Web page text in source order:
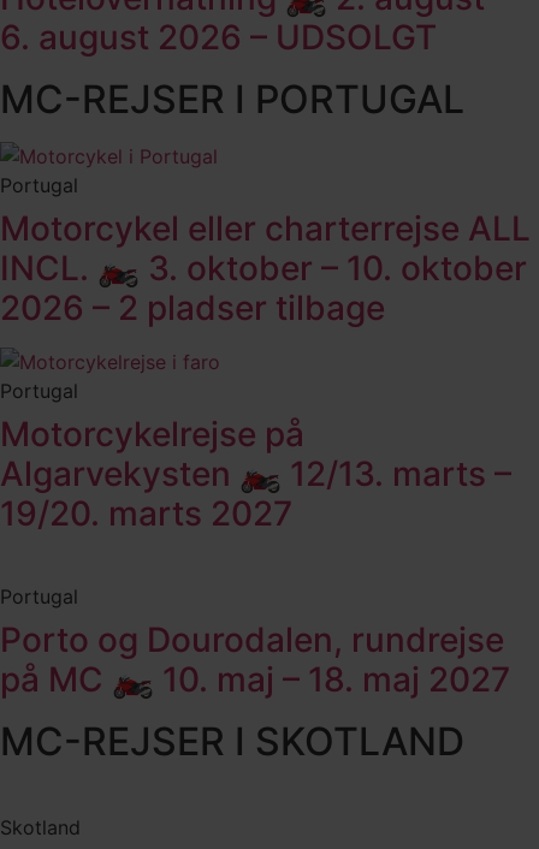
6. august 2026 – UDSOLGT
MC-REJSER I PORTUGAL
Portugal
Motorcykel eller charterrejse ALL
INCL. 🏍️ 3. oktober – 10. oktober
2026 – 2 pladser tilbage
Portugal
Motorcykelrejse på
Algarvekysten 🏍️ 12/13. marts –
19/20. marts 2027
Portugal
Porto og Dourodalen, rundrejse
på MC 🏍️ 10. maj – 18. maj 2027
MC-REJSER I SKOTLAND
Skotland